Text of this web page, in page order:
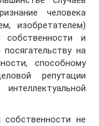
человека
изобретателем)
собственности и
на
способному
репутации
собственности не